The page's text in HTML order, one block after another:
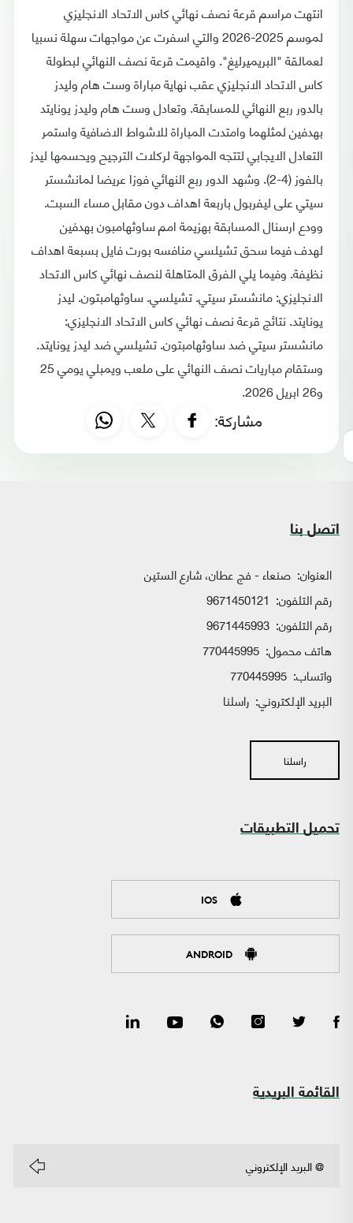
انتهت مراسم قرعة نصف نهائي كاس الاتحاد الانجليزي
لموسم 2025-2026 والتي اسفرت عن مواجهات سهلة نسبيا
لعمالقة "البريميرليغ". واقيمت قرعة نصف النهائي لبطولة
كاس الاتحاد الانجليزي عقب نهاية مباراة وست هام وليدز
بالدور ربع النهائي للمسابقة. وتعادل وست هام وليدز يونايتد
بهدفين لمثلهما وامتدت المباراة للاشواط الاضافية واستمر
التعادل الايجابي لتتجه المواجهة لركلات الترجيح ويحسمها ليدز
بالفوز (4-2). وشهد الدور ربع النهائي فوزا عريضا لمانشستر
سيتي على ليفربول باربعة اهداف دون مقابل مساء السبت.
وودع ارسنال المسابقة بهزيمة امم ساوثهامبون بهدفين
لهدف فيما سحق تشيلسي منافسه بورت فايل بسبعة اهداف
نظيفة. وفيما يلي الفرق المتاهلة لنصف نهائي كاس الاتحاد
الانجليزي: مانشستر سيتي. تشيلسي. ساوثهامبتون. ليدز
يونايتد. نتائج قرعة نصف نهائي كاس الاتحاد الانجليزي:
مانشستر سيتي ضد ساوثهامبتون. تشيلسي ضد ليدز يونايتد.
وستقام مباريات نصف النهائي على ملعب ويمبلي يومي 25
و26 ابريل 2026.
مشاركة:
اتصل بنا
العنوان: صنعاء - فج عطان، شارع الستين
رقم التلفون: 9671450121
رقم التلفون: 9671445993
هاتف محمول: 770445995
واتساب:
البريد الإلكتروني: راسلنا
راسلنا
تحميل التطبيقات
IOS
ANDROID
القائمة البريدية